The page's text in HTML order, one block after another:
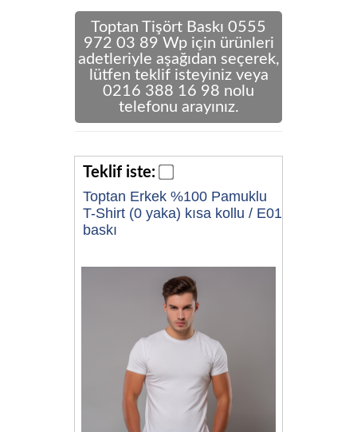
Toptan Tişört Baskı 0555
972 03 89 Wp için ürünleri
adetleriyle aşağıdan seçerek,
lütfen teklif isteyiniz veya
0216 388 16 98 nolu
telefonu arayınız.
Teklif iste:
Toptan Erkek %100 Pamuklu
T-Shirt (0 yaka) kısa kollu / E01
baskı